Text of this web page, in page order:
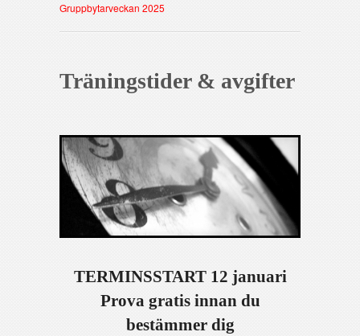
Gruppbytarveckan 2025
Träningstider & avgifter
TERMINSSTART 12 januari
Prova gratis innan du
bestämmer dig